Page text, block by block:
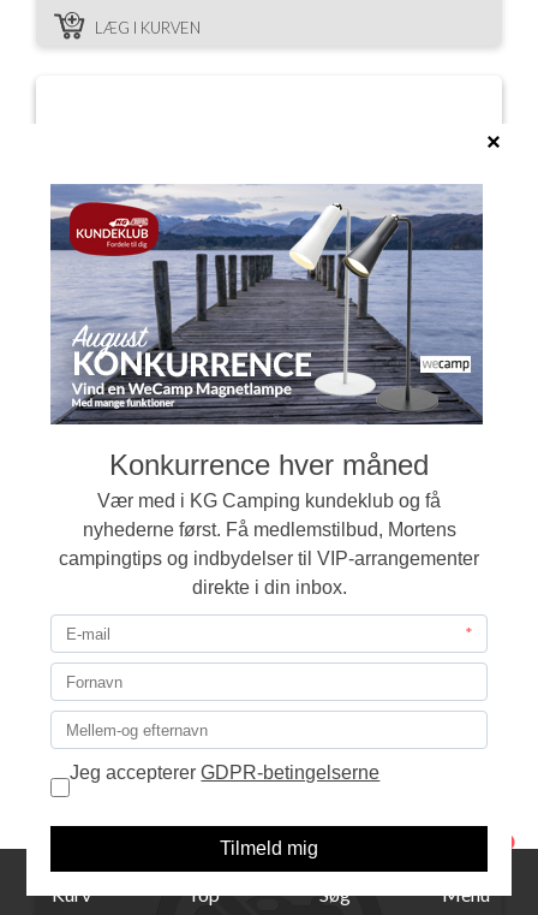
LÆG I KURVEN
Zinox AX-overligger Pole Penta T-Rex
271,00
LÆG I KURVEN
Kurv Top Søg Menu